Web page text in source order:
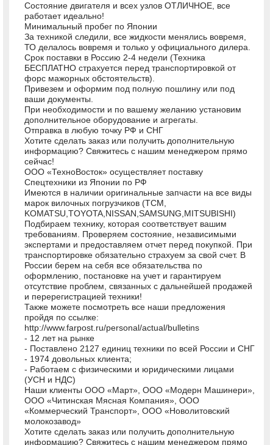
Состояние двигателя и всех узлов ОТЛИЧНОЕ, все
работает идеально!
Минимальный пробег по Японии
За техникой следили, все жидкости менялись вовремя,
ТО делалось вовремя и только у официального дилера.
Срок поставки в Россию 2-4 недели (Техника
БЕСПЛАТНО страхуется перед транспортировкой от
форс мажорных обстоятельств).
Привезем и оформим под полную пошлину или под
ваши документы.
При необходимости и по вашему желанию установим
дополнительное оборудование и агрегаты.
Отправка в любую точку РФ и СНГ
Хотите сделать заказ или получить дополнительную
информацию? Свяжитесь с нашим менеджером прямо
сейчас!
ООО «ТехноВосток» осуществляет поставку
Спецтехники из Японии по РФ
Имеются в наличии оригинальные запчасти на все виды
марок вилочных погрузчиков (TCM,
KOMATSU,TOYOTA,NISSAN,SAMSUNG,MITSUBISHI)
Подбираем технику, которая соответствует вашим
требованиям. Проверяем состояние, независимыми
экспертами и предоставляем отчет перед покупкой. При
транспортировке обязательно страхуем за свой счет. В
России берем на себя все обязательства по
оформлению, постановке на учет и гарантируем
отсутствие проблем, связанных с дальнейшей продажей
и перерегистрацией техники!
Также можете посмотреть все наши предложения
пройдя по ссылке:
http://www.farpost.ru/personal/actual/bulletins
- 12 лет на рынке
- Поставлено 2127 единиц техники по всей России и СНГ
- 1974 довольных клиента;
- Работаем с физическими и юридическими лицами
(УСН и НДС)
Наши клиенты ООО «Март», ООО «Модерн Машинери»,
ООО «Читинская Мясная Компания», ООО
«Коммерческий Транспорт», ООО «Новолитовский
молокозавод»
Хотите сделать заказ или получить дополнительную
информацию? Свяжитесь с нашим менеджером прямо